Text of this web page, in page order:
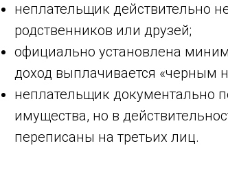
неплательщик действительно
родственников или друзей;
официально установлена
доход выплачивается «черным
неплательщик документально
имущества, но в
переписаны на третьих лиц.